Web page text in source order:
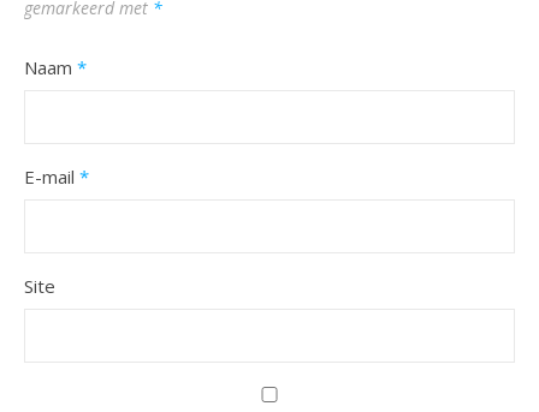
gemarkeerd met *
Naam *
E-mail *
Site